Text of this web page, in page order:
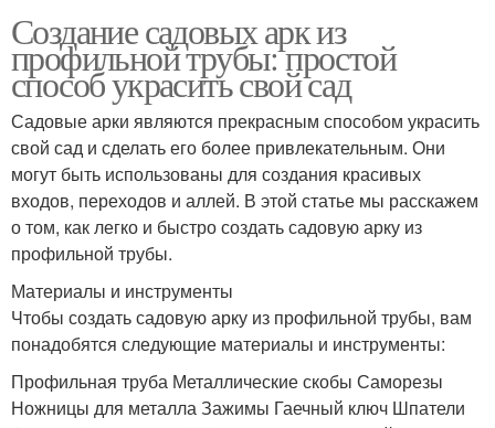
Создание садовых арк из
профильной трубы: простой
способ украсить свой сад
Садовые арки являются прекрасным способом украсить
свой сад и сделать его более привлекательным. Они
могут быть использованы для создания красивых
входов, переходов и аллей. В этой статье мы расскажем
о том, как легко и быстро создать садовую арку из
профильной трубы.
Материалы и инструменты
Чтобы создать садовую арку из профильной трубы, вам
понадобятся следующие материалы и инструменты:
Профильная труба Металлические скобы Саморезы
Ножницы для металла Зажимы Гаечный ключ Шпатели